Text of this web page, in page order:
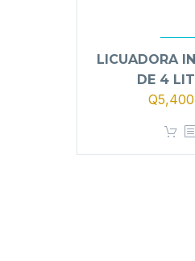
LICUADORA
DE 4
El
original
era:
Q